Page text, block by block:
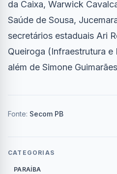
da Caixa, Warwick
Saúde de Sousa,
secretários estaduais Ari
Queiroga (Infraestrutura e
além de Simone
Fonte: Secom PB
CATEGORIAS
PARAÍBA